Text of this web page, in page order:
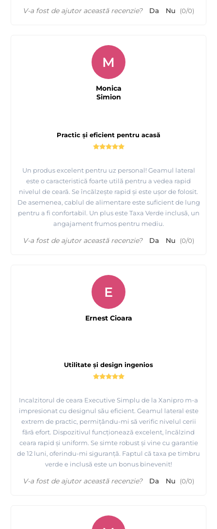
V-a fost de ajutor această recenzie? Da Nu (0/0)
Practic și eficient pentru acasă
Un produs excelent pentru uz personal! Geamul lateral
este o caracteristică foarte utilă pentru a vedea rapid
nivelul de ceară. Se încălzește rapid și este ușor de folosit.
De asemenea, cablul de alimentare este suficient de lung
pentru a fi confortabil. Un plus este Taxa Verde inclusă, un
angajament frumos pentru mediu.
M
Monica
Simion
V-a fost de ajutor această recenzie? Da Nu (0/0)
Utilitate și design ingenios
Incalzitorul de ceara Executive Simplu de la Xanipro m-a
impresionat cu designul său eficient. Geamul lateral este
extrem de practic, permițându-mi să verific nivelul cerii
fără efort. Dispozitivul funcționează excelent, încălzind
ceara rapid și uniform. Se simte robust și vine cu garantie
de 12 luni, oferindu-mi siguranță. Faptul că taxa pe timbru
verde e inclusă este un bonus binevenit!
E
Ernest Cioara
V-a fost de ajutor această recenzie? Da Nu (0/0)